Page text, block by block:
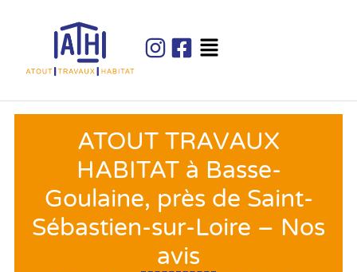
ATOUT TRAVAUX
HABITAT à Basse-
Goulaine, près de Saint-
Sébastien-sur-Loire – Nos
avis